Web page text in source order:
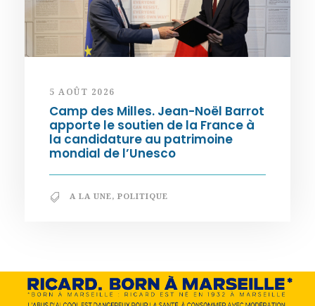
5 AOÛT 2026
Camp des Milles. Jean-Noël Barrot
apporte le soutien de la France à
la candidature au patrimoine
mondial de l’Unesco
A LA UNE, POLITIQUE